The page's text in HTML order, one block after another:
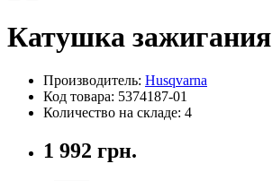
Катушка зажигания
Производитель: Husqvarna
Код товара: 5374187-01
Количество на складе: 4
1 992 грн.